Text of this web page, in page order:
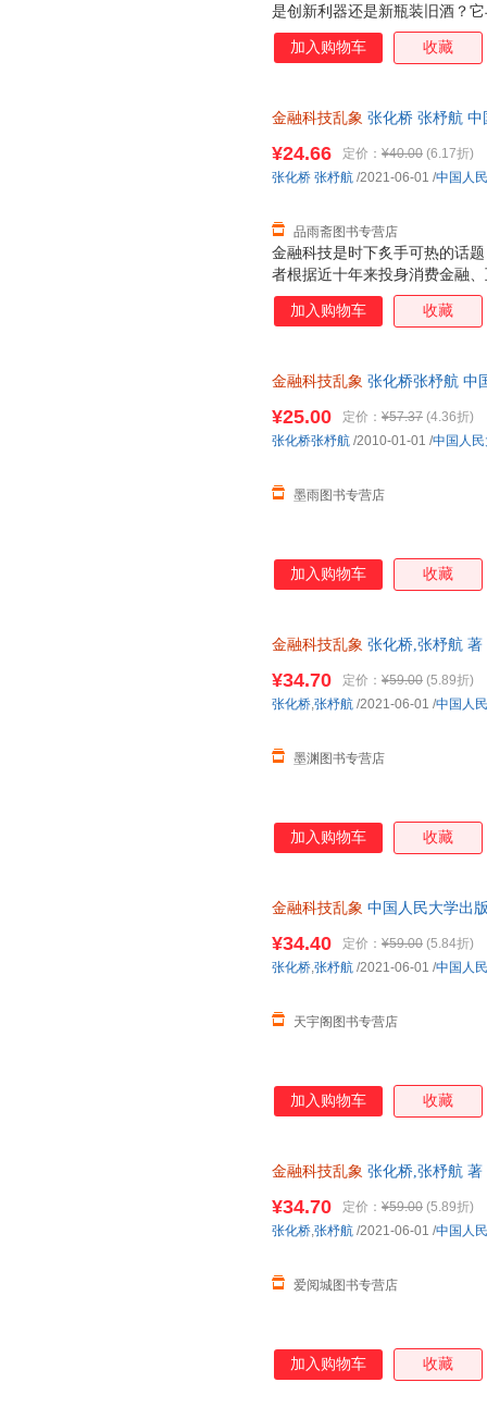
是创新利器还是新瓶装旧酒？
互联网巨头避而远之的市场，
析师 张化桥聚焦全球金融科技
加入购物车 收藏
金融科技乱象 张化桥 张杼航
金融科技是时下炙手可热的话
者根据近十年来投身消费金融
刻分析了当前金融科技产业变
际化的广阔视野对比本土与国
¥24.66 定价： ¥40.00 (6.17折)
品雨斋图书专营店
张化桥 张杼航 /2021-06-01 /中国人
加入购物车 收藏
金融科技乱象 张化桥张杼航 中
¥25.00 定价： ¥57.37 (4.36折)
墨雨图书专营店
张化桥张杼航 /2010-01-01 /中国人
加入购物车 收藏
金融科技乱象 张化桥,张杼航 著
¥34.70 定价： ¥59.00 (5.89折)
墨渊图书专营店
张化桥,张杼航 /2021-06-01 /中国人
加入购物车 收藏
金融科技乱象 中国人民大学出
¥34.40 定价： ¥59.00 (5.84折)
天宇阁图书专营店
张化桥,张杼航 /2021-06-01 /中国人
加入购物车 收藏
金融科技乱象 张化桥,张杼航
¥34.70 定价： ¥59.00 (5.89折)
爱阅城图书专营店
张化桥,张杼航 /2021-06-01 /中国人
加入购物车 收藏